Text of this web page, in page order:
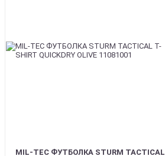
MIL-TEC ФУТБОЛКА STURM TACTICAL